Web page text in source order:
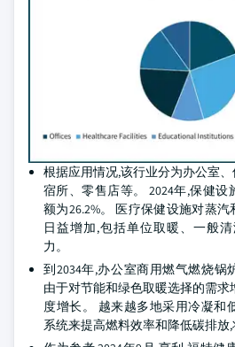
根据应用情况,该行业分为办公室
宿所、零售店等。 2024年,保健
额为26.2%。 医疗保健设施对蒸
日益增加,包括单位取暖、一般
力。
到2034年,办公室商用燃气燃烧锅
由于对节能和绿色取暖选择的需
度增长。 越来越多地采用冷凝和
系统来提高燃料效率和降低碳排放,